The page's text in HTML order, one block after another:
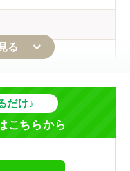
だけ♪
こちらから